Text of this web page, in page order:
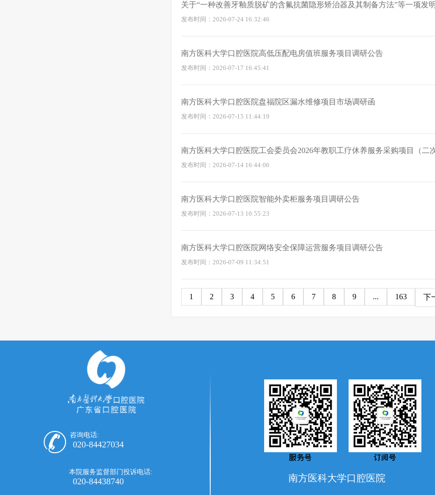
关于“一种改善牙釉质脱矿的含氟抗菌隐形矫治器及其制备方法”等一项发
发布时间：2026-07-24 16:32:46
南方医科大学口腔医院高低压配电房值班服务项目调研公告
发布时间：2026-07-17 16:45:41
南方医科大学口腔医院盘福院区漏水维修项目市场调研函
发布时间：2026-07-15 11:44:19
南方医科大学口腔医院工会委员会2026年教职工疗休养服务采购项目（二
发布时间：2026-07-14 16:44:06
南方医科大学口腔医院智能外卖柜服务项目调研公告
发布时间：2026-07-13 10:55:23
南方医科大学口腔医院网络安全保障运营服务项目调研公告
发布时间：2026-07-09 11:34:51
1 2 3 4 5 6 7 8 9 ... 163 下
咨询电话:
020-84427034
本院服务监督部门投诉电话:
020-84438740 南方医科大学口腔医院